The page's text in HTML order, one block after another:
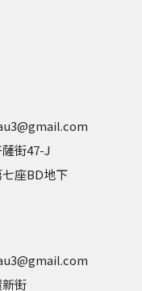
街47-J
座BD地下
街